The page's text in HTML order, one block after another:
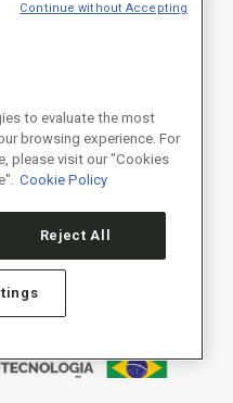
descritos naPolítica de
use described in the
Privacy
to evaluate the most
browsing experience. For
please visit our "Cookies
Cookie Policy
Reject All
Continue without Accepting